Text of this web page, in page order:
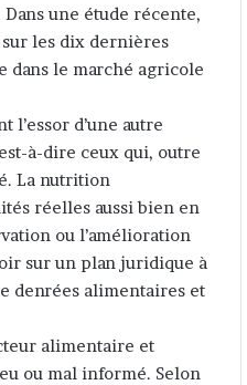
une étude récente,
sur les dix dernières
dans le marché agricole
d’une autre
à-dire ceux qui, outre
La nutrition
réelles aussi bien en
ou l’amélioration
sur un plan juridique à
denrées alimentaires et
alimentaire et
ou mal informé. Selon